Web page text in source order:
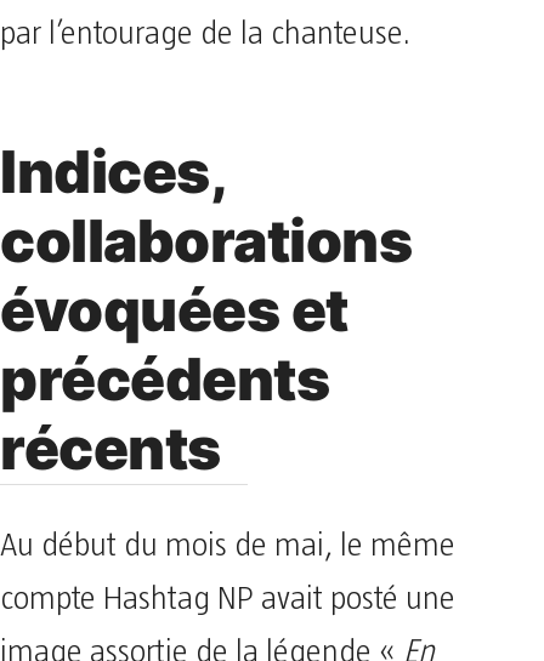
par l’entourage de la chanteuse.
Indices,
collaborations
évoquées et
précédents
récents
Au début du mois de mai, le même
compte Hashtag NP avait posté une
image assortie de la légende « En